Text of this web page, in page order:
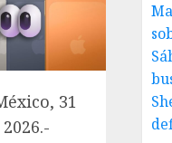
31